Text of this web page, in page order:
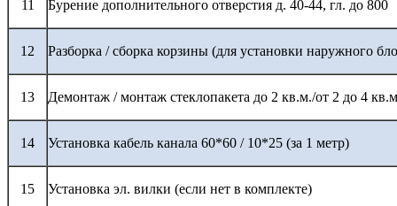
11 Бурение дополнительного отверстия д. 40-44, гл. до 800
12 Разборка / сборка корзины (для установки наружного
13 Демонтаж / монтаж стеклопакета до 2 кв.м./от 2 до 4
14 Установка кабель канала 60*60 / 10*25 (за 1 метр)
15 Установка эл. вилки (если нет в комплекте)